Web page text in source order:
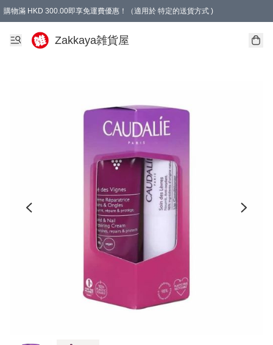
購物滿 HKD 300.00即享免運費優惠！（適用於 特定的送貨方式 )
Zakkaya雑貨屋